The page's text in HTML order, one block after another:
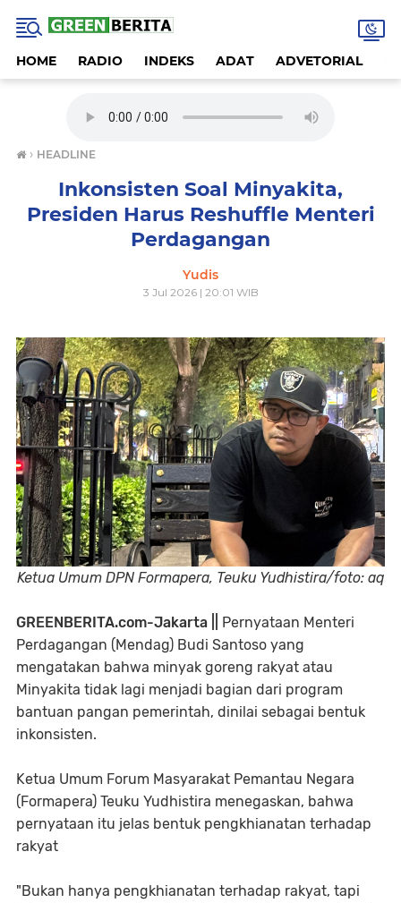
HOME RADIO INDEKS ADAT ADVETORIAL
› HEADLINE
Inkonsisten Soal Minyakita,
Presiden Harus Reshuffle Menteri
Perdagangan
Yudis
3 Jul 2026 | 20:01 WIB
Ketua Umum DPN Formapera, Teuku Yudhistira/foto: aq
GREENBERITA.com-Jakarta || Pernyataan Menteri
Perdagangan (Mendag) Budi Santoso yang
mengatakan bahwa minyak goreng rakyat atau
Minyakita tidak lagi menjadi bagian dari program
bantuan pangan pemerintah, dinilai sebagai bentuk
inkonsisten.
Ketua Umum Forum Masyarakat Pemantau Negara
(Formapera) Teuku Yudhistira menegaskan, bahwa
pernyataan itu jelas bentuk pengkhianatan terhadap
rakyat
"Bukan hanya pengkhianatan terhadap rakyat, tapi